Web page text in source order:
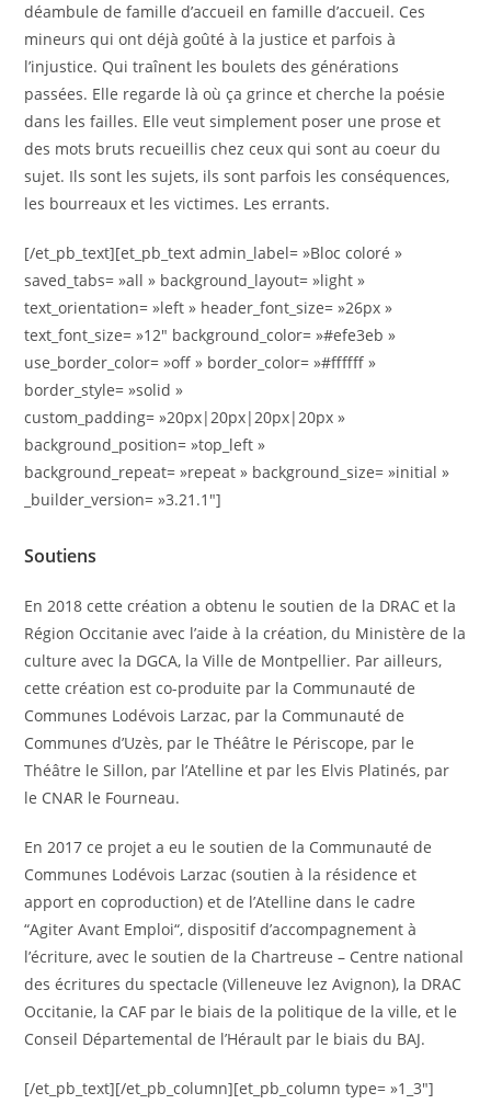
déambule de famille d’accueil en famille d’accueil. Ces
mineurs qui ont déjà goûté à la justice et parfois à
l’injustice. Qui traînent les boulets des générations
passées. Elle regarde là où ça grince et cherche la poésie
dans les failles. Elle veut simplement poser une prose et
des mots bruts recueillis chez ceux qui sont au coeur du
sujet. Ils sont les sujets, ils sont parfois les conséquences,
les bourreaux et les victimes. Les errants.
[/et_pb_text][et_pb_text admin_label= »Bloc coloré »
saved_tabs= »all » background_layout= »light »
text_orientation= »left » header_font_size= »26px »
text_font_size= »12″ background_color= »#efe3eb »
use_border_color= »off » border_color= »#ffffff »
border_style= »solid »
custom_padding= »20px|20px|20px|20px »
background_position= »top_left »
background_repeat= »repeat » background_size= »initial »
_builder_version= »3.21.1″]
Soutiens
En 2018 cette création a obtenu le soutien de la DRAC et la
Région Occitanie avec l’aide à la création, du Ministère de la
culture avec la DGCA, la Ville de Montpellier. Par ailleurs,
cette création est co-produite par la Communauté de
Communes Lodévois Larzac, par la Communauté de
Communes d’Uzès, par le Théâtre le Périscope, par le
Théâtre le Sillon, par l’Atelline et par les Elvis Platinés, par
le CNAR le Fourneau.
En 2017 ce projet a eu le soutien de la Communauté de
Communes Lodévois Larzac (soutien à la résidence et
apport en coproduction) et de l’Atelline dans le cadre
“Agiter Avant Emploi“, dispositif d’accompagnement à
l’écriture, avec le soutien de la Chartreuse – Centre national
des écritures du spectacle (Villeneuve lez Avignon), la DRAC
Occitanie, la CAF par le biais de la politique de la ville, et le
Conseil Départemental de l’Hérault par le biais du BAJ.
[/et_pb_text][/et_pb_column][et_pb_column type= »1_3″]